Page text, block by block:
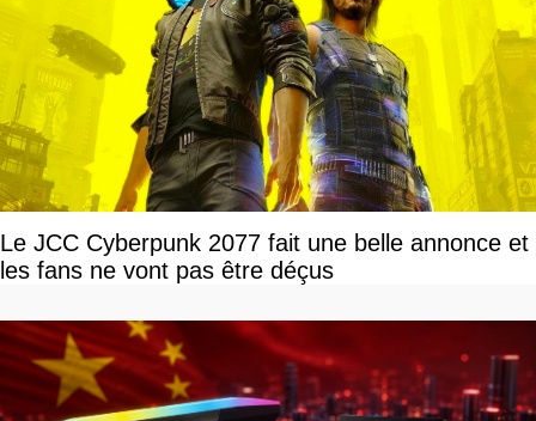
Le JCC Cyberpunk 2077 fait une belle annonce et
les fans ne vont pas être déçus